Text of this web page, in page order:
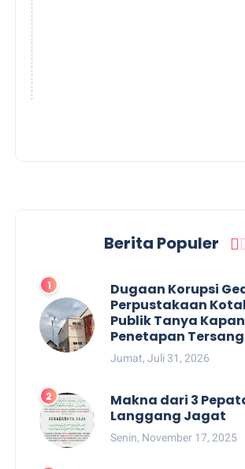
Berita Populer
Dugaan Korupsi
Perpustakaan
Publik Tanya Kapan
Penetapan
Jumat, Juli 31, 2026
Makna dari 3
Langgang Jagat
Senin, November 17, 2025